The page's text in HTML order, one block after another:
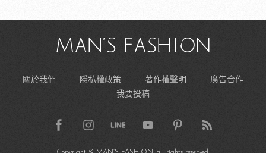
關於我們 隱私權政策 著作權聲明
廣告合作
我要投稿